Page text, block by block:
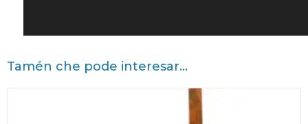
Tamén che pode interesar...